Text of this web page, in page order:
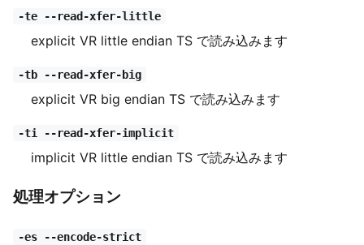
-te --read-xfer-little
explicit VR little endian TS で読み込みます
-tb --read-xfer-big
explicit VR big endian TS で読み込みます
-ti --read-xfer-implicit
implicit VR little endian TS で読み込みます
処理オプション
-es --encode-strict